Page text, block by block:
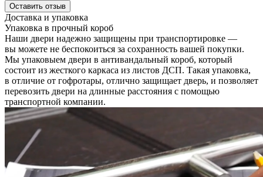
Оставить отзыв
Доставка и упаковка
Упаковка в прочный короб
Наши двери надежно защищены при транспортировке —
вы можете не беспокоиться за сохранность вашей покупки.
Мы упаковыем двери в антивандальный короб, который
состоит из жесткого каркаса из листов ДСП. Такая упаковка,
в отличие от гофротары, отлично защищает дверь, и позволяет
перевозить двери на длинные расстояния с помощью
транспортной компании.